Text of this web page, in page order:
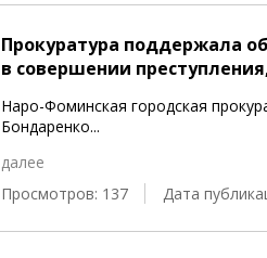
Прокуратура поддержала
в совершении
Наро-Фоминская городская
Бондаренко...
далее
Просмотров: 137
Дата